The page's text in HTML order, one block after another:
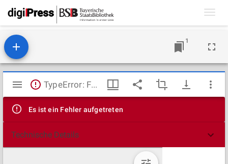
1
Mirador
Viewer
TypeError: Failed to fetch
Es ist ein Fehler aufgetreten
Technische Details